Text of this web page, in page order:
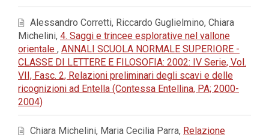
Alessandro Corretti, Riccardo Guglielmino, Chiara
Michelini, 4. Saggi e trincee esplorative nel vallone
orientale , ANNALI SCUOLA NORMALE SUPERIORE -
CLASSE DI LETTERE E FILOSOFIA: 2002: IV Serie, Vol.
VII, Fasc. 2, Relazioni preliminari degli scavi e delle
ricognizioni ad Entella (Contessa Entellina, PA; 2000-
2004)
Chiara Michelini, Maria Cecilia Parra, Relazione